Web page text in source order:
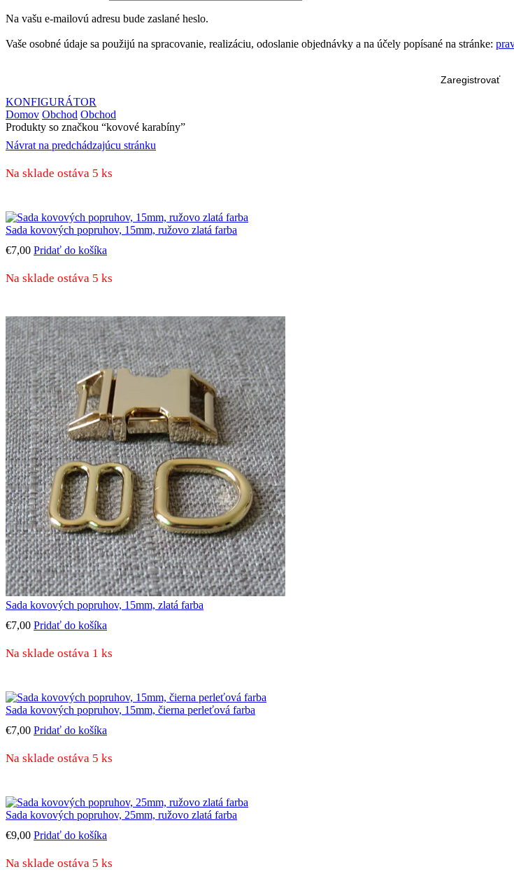
Na vašu e-mailovú adresu bude zaslané heslo.
Vaše osobné údaje sa použijú na spracovanie, realizáciu, odoslanie objednávky a na účely popísané na stránke:
Zaregistrovať
KONFIGURÁTOR
Domov Obchod Obchod
Produkty so značkou “kovové karabíny”
Návrat na predchádzajúcu stránku
Na sklade ostáva 5 ks
Sada kovových popruhov, 15mm, ružovo zlatá farba
€7,00 Pridať do košíka
Na sklade ostáva 5 ks
Sada kovových popruhov, 15mm, zlatá farba
€7,00 Pridať do košíka
Na sklade ostáva 1 ks
Sada kovových popruhov, 15mm, čierna perleťová farba
€7,00 Pridať do košíka
Na sklade ostáva 5 ks
Sada kovových popruhov, 25mm, ružovo zlatá farba
€9,00 Pridať do košíka
Na sklade ostáva 5 ks